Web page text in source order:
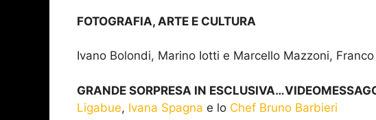
FOTOGRAFIA, ARTE E CULTURA
Ivano Bolondi, Marino Iotti e Marcello Mazzoni,
GRANDE SORPRESA IN
Ligabue, Ivana Spagna e lo Chef Bruno Barbieri